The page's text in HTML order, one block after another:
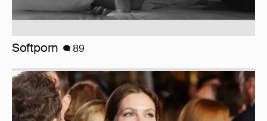
Миро и Холина о Жуковой 138